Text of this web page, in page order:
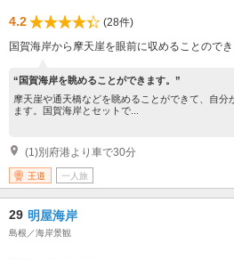
4.2
(28件)
国賀海岸から摩天崖を眼前に収めることので
“国賀海岸を眺めることができます。”
摩天崖や通天橋などを眺めることができて、自分
ます。国賀海岸とセットで...
(1)別府港より車で30分
王道 一人旅
29 明屋海岸
島根／海岸景観